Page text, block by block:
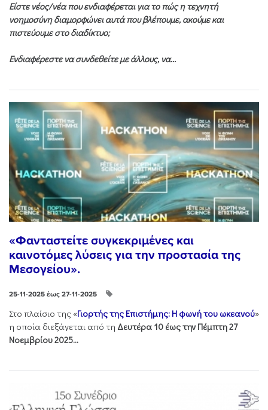
Είστε νέος/νέα που ενδιαφέρεται για το πώς η τεχνητή
νοημοσύνη διαμορφώνει αυτά που βλέπουμε, ακούμε και
πιστεύουμε στο διαδίκτυο;
Ενδιαφέρεστε να συνδεθείτε με άλλους, να...
«Φανταστείτε συγκεκριμένες και
καινοτόμες λύσεις για την προστασία της
Μεσογείου».
25-11-2025 έως 27-11-2025
Στo πλαίσιo της «Γιορτής της Επιστήμης: Η φωνή του ωκεανού»
η οποία διεξάγεται από τη Δευτέρα 10 έως την Πέμπτη 27
Νοεμβρίου 2025...